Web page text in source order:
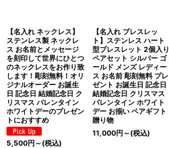
【名入れ ネックレス】
ステンレス製 ネックレ
ス お名前とメッセージ
を刻印して世界にひとつ
のネックレスをお作り致
します！彫刻無料！オリ
ジナルオーダー お誕生
日 記念日 結婚記念日 ク
リスマス バレンタイン
ホワイトデーのプレゼン
トにおすすめ
5,500円 ～ (税込)
【名入れ ブレスレッ
ト】ステンレス ハート
型ブレスレット 2個入り
ペアセット シルバー ゴ
ールド メンズ レディー
ス お名前 彫刻無料 プレ
ゼント お誕生日 記念日
結婚記念日 クリスマス
バレンタイン ホワイト
デー お揃い ペアギフト
贈り物
11,000円 ～ (税込)